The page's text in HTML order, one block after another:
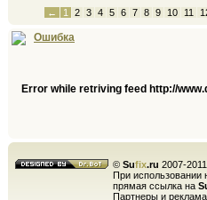
← 1 2 3 4 5 6 7 8 9 10 11
Ошибка
Error while retriving feed http://
© Sufix.ru 2007-2011
При использовании
прямая ссылка на
Партнеры и